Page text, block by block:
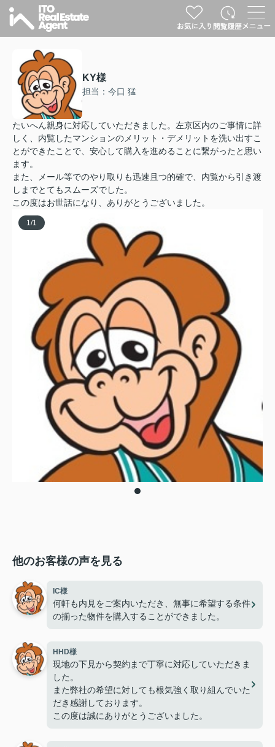
KY様
担当：今口 猛
たいへん親身に対応していただきました。左京区内のご事情に詳
しく、内覧したマンションのメリット・デメリットを洗い出すこ
とができたことで、安心して購入を進めることに繋がったと思い
ます。
また、メール等でのやり取りも迅速且つ的確で、内覧から引き渡
しまでとてもスムーズでした。
この度はお世話になり、ありがとうございました。
1 /1
他のお客様の声を見る
IC様
何軒も内見をご案内いただき、無事に希望する条件
の揃った物件を購入することができました。
HHD様
現地の下見から契約まで丁寧に対応していただきま
した。
また弊社の希望に対しても根気強く取り組んでいた
だき感謝しております。
この度は誠にありがとうございました。